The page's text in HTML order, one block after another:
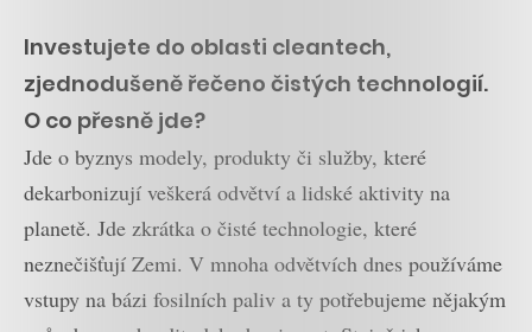
Investujete do oblasti cleantech,
zjednodušeně řečeno čistých technologií.
O co přesně jde?
Jde o byznys modely, produkty či služby, které
dekarbonizují veškerá odvětví a lidské aktivity na
planetě. Jde zkrátka o čisté technologie, které
neznečišťují Zemi. V mnoha odvětvích dnes používáme
vstupy na bázi fosilních paliv a ty potřebujeme nějakým